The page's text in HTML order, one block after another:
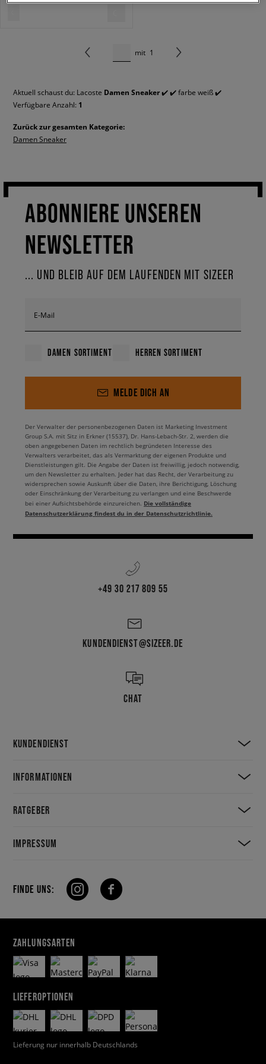
mit 1
Aktuell schaust du: Lacoste Damen Sneaker✔️ ✔️ farbe weiß ✔️
Verfügbare Anzahl: 1
Zurück zur gesamten Kategorie:
Damen Sneaker
ABONNIERE UNSEREN
NEWSLETTER
... UND BLEIB AUF DEM LAUFENDEN MIT SIZEER
E-Mail
DAMEN SORTIMENT HERREN SORTIMENT
MELDE DICH AN
Der Verwalter der personenbezogenen Daten ist Marketing Investment
Group S.A. mit Sitz in Erkner (15537), Dr. Hans-Lebach-Str. 2, werden die
oben angegebenen Daten im rechtlich begründeten Interesse des
Verwalters verarbeitet, das als Vermarktung der eigenen Produkte und
Dienstleistungen gilt. Die Angabe der Daten ist freiwillig, jedoch notwendig,
um den Newsletter zu erhalten. Jeder hat das Recht, der Verarbeitung zu
widersprechen sowie Auskunft über die Daten, ihre Berichtigung, Löschung
oder Einschränkung der Verarbeitung zu verlangen und eine Beschwerde
bei einer Aufsichtsbehörde einzureichen. Die vollständige
Datenschutzerklärung findest du in der Datenschutzrichtlinie.
+49 30 217 809 55
KUNDENDIENST@SIZEER.DE
CHAT
KUNDENDIENST
INFORMATIONEN
RATGEBER
IMPRESSUM
FINDE UNS:
ZAHLUNGSARTEN
LIEFEROPTIONEN
Lieferung nur innerhalb Deutschlands